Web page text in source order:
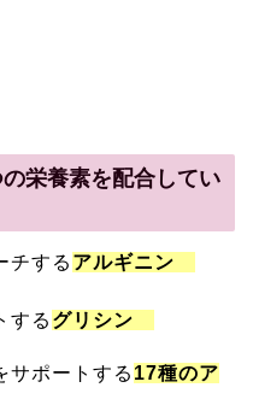
栄養素を配合してい
チする アルギニン
する グリシン
サポートする 17種のア